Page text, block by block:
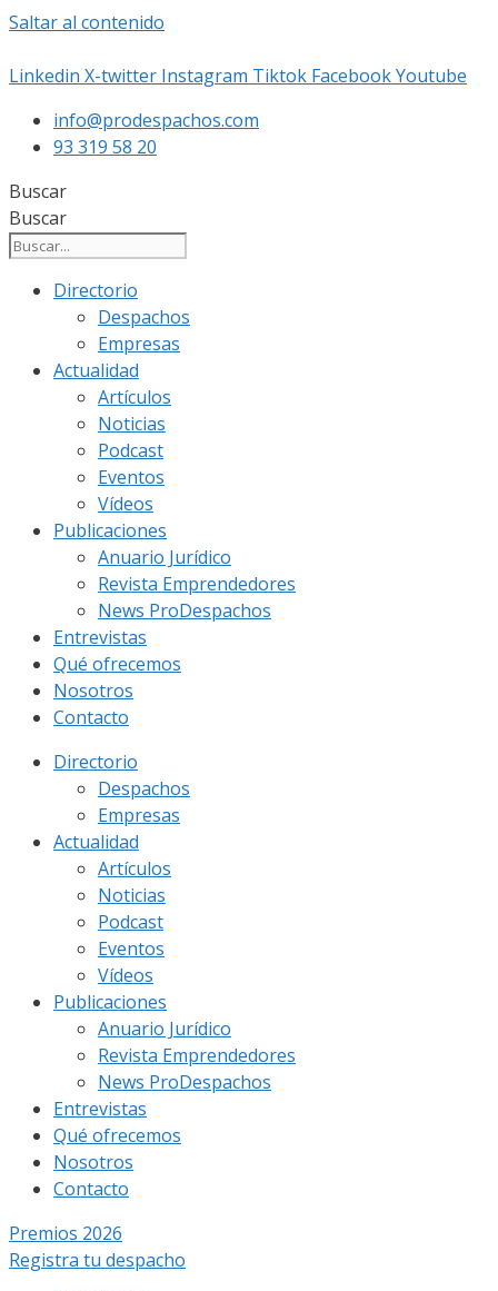
Saltar al contenido
Linkedin X-twitter Instagram Tiktok FacebookYoutube
info@prodespachos.com
93 319 58 20
Buscar
Buscar
Directorio
Despachos
Empresas
Actualidad
Artículos
Noticias
Podcast
Eventos
Vídeos
Publicaciones
Anuario Jurídico
Revista Emprendedores
News ProDespachos
Entrevistas
Qué ofrecemos
Nosotros
Contacto
Directorio
Despachos
Empresas
Actualidad
Artículos
Noticias
Podcast
Eventos
Vídeos
Publicaciones
Anuario Jurídico
Revista Emprendedores
News ProDespachos
Entrevistas
Qué ofrecemos
Nosotros
Contacto
Premios 2026
Registra tu despacho